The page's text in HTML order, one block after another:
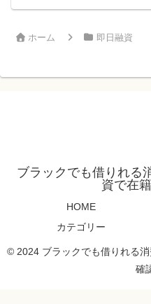
ホーム 即日融資
ブラックでも借りれる
資で在
HOME
カテゴリー
© 2024 ブラックでも借りれる
確